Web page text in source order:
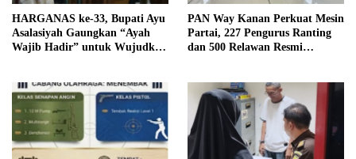
HARGANAS ke-33, Bupati Ayu
Asalasiyah Gaungkan “Ayah
Wajib Hadir” untuk Wujudkan
PAN Way Kanan Perkuat Mesin
Partai, 227 Pengurus Ranting
dan 500 Relawan Resmi